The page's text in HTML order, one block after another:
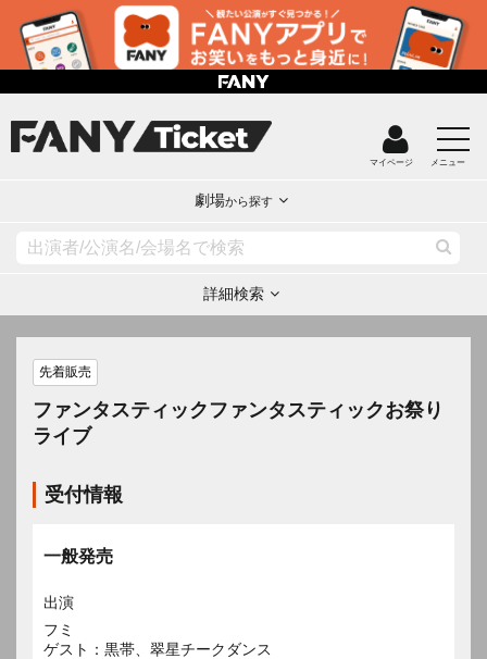
マイページ メニュー
劇場から探す
詳細検索
先着販売
ファンタスティックファンタスティックお祭り
ライブ
受付情報
一般発売
出演
フミ
ゲスト：黒帯、翠星チークダンス